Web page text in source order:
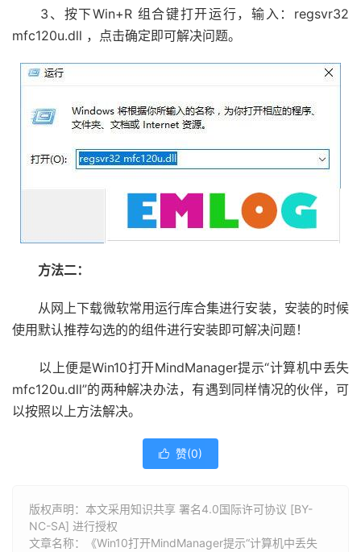
3、按下Win+R 组合键打开运行，输入：regsvr32
mfc120u.dll ，点击确定即可解决问题。
方法二：
从网上下载微软常用运行库合集进行安装，安装的时候
使用默认推荐勾选的的组件进行安装即可解决问题！
以上便是Win10打开MindManager提示“计算机中丢失
mfc120u.dll”的两种解决办法，有遇到同样情况的伙伴，可
以按照以上方法解决。
 赞(0)
版权声明：本文采用知识共享 署名4.0国际许可协议 [BY-
NC-SA] 进行授权
文章名称：《Win10打开MindManager提示“计算机中丢失